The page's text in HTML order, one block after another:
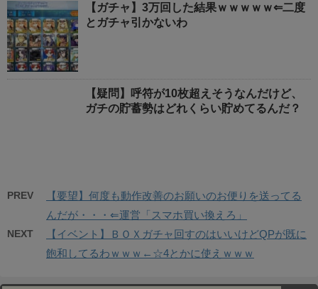
【ガチャ】3万回した結果ｗｗｗｗｗ⇐二度
とガチャ引かないわ
【疑問】呼符が10枚超えそうなんだけど、
ガチの貯蓄勢はどれくらい貯めてるんだ？
PREV
【要望】何度も動作改善のお願いのお便りを送ってる
んだが・・・⇐運営「スマホ買い換えろ」
NEXT
【イベント】ＢＯＸガチャ回すのはいいけどQPが既に
飽和してるわｗｗｗ←☆4とかに使えｗｗｗ